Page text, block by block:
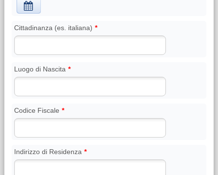
Cittadinanza (es. italiana) *
Luogo di Nascita *
Codice Fiscale *
Indirizzo di Residenza *